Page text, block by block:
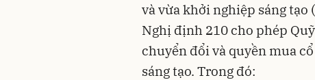
và vừa khởi nghiệp sáng tạo
Nghị định 210 cho phép
chuyển đổi và quyền mua
sáng tạo. Trong đó: